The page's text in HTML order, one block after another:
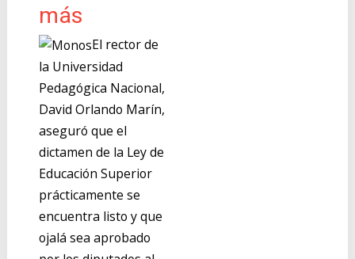
más
El rector de
la Universidad
Pedagógica Nacional,
David Orlando Marín,
aseguró que el
dictamen de la Ley de
Educación Superior
prácticamente se
encuentra listo y que
ojalá sea aprobado